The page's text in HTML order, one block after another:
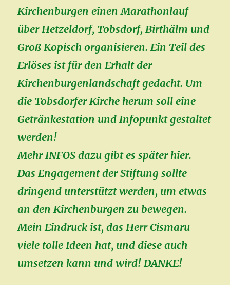
Kirchenburgen einen Marathonlauf
über Hetzeldorf, Tobsdorf, Birthälm und
Groß Kopisch organisieren. Ein Teil des
Erlöses ist für den Erhalt der
Kirchenburgenlandschaft gedacht. Um
die Tobsdorfer Kirche herum soll eine
Getränkestation und Infopunkt gestaltet
werden!
Mehr INFOS dazu gibt es später hier.
Das Engagement der Stiftung sollte
dringend unterstützt werden, um etwas
an den Kirchenburgen zu bewegen.
Mein Eindruck ist, das Herr Cismaru
viele tolle Ideen hat, und diese auch
umsetzen kann und wird! DANKE!